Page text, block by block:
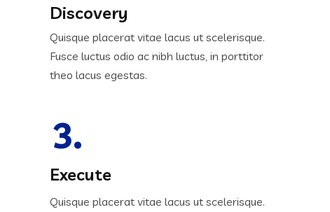
Discovery
Quisque placerat vitae lacus ut scelerisque.
Fusce luctus odio ac nibh luctus, in porttitor
theo lacus egestas.
3.
Execute
Quisque placerat vitae lacus ut scelerisque.